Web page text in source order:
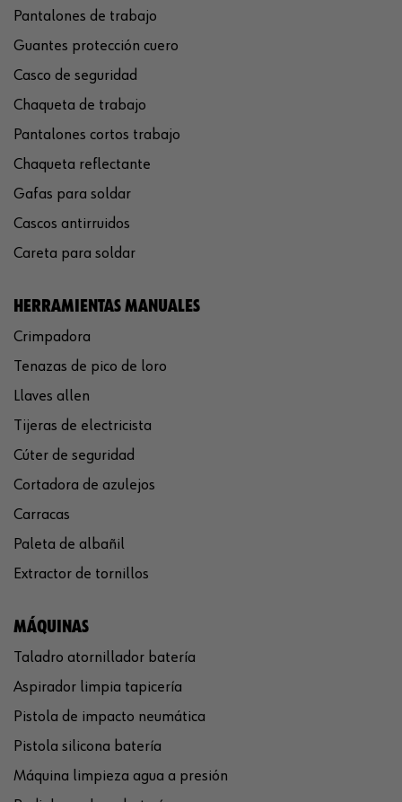
Pantalones de trabajo
Guantes protección cuero
Casco de seguridad
Chaqueta de trabajo
Pantalones cortos trabajo
Chaqueta reflectante
Gafas para soldar
Cascos antirruidos
Careta para soldar
HERRAMIENTAS MANUALES
Crimpadora
Tenazas de pico de loro
Llaves allen
Tijeras de electricista
Cúter de seguridad
Cortadora de azulejos
Carracas
Paleta de albañil
Extractor de tornillos
MÁQUINAS
Taladro atornillador batería
Aspirador limpia tapicería
Pistola de impacto neumática
Pistola silicona batería
Máquina limpieza agua a presión